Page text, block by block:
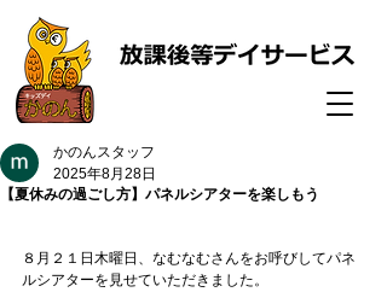
【夏休みの過ごし方】パネルシアターを楽しもう
かのんスタッフ
2025年8月28日
８月２１日木曜日、なむなむさんをお呼びしてパネ
ルシアターを見せていただきました。